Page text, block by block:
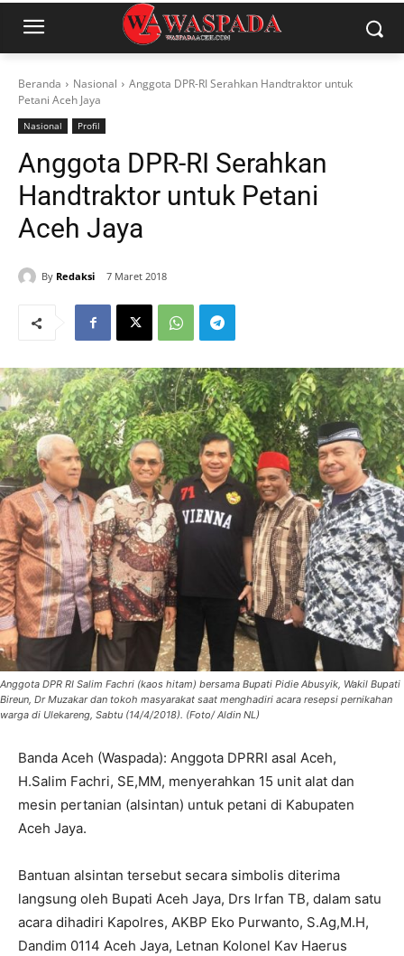
Beranda Nasional
Anggota DPR-RI Serahkan Handtraktor untuk
Petani Aceh Jaya
Nasional Profil
Anggota DPR-RI Serahkan
Handtraktor untuk Petani
Aceh Jaya
By Redaksi 7 Maret 2018
Anggota DPR RI Salim Fachri (kaos hitam) bersama Bupati Pidie Abusyik, Wakil Bupati
Bireun, Dr Muzakar dan tokoh masyarakat saat menghadiri acara resepsi pernikahan
warga di Ulekareng, Sabtu (14/4/2018). (Foto/ Aldin NL)
Banda Aceh (Waspada): Anggota DPRRI asal Aceh,
H.Salim Fachri, SE,MM, menyerahkan 15 unit alat dan
mesin pertanian (alsintan) untuk petani di Kabupaten
Aceh Jaya.
Bantuan alsintan tersebut secara simbolis diterima
langsung oleh Bupati Aceh Jaya, Drs Irfan TB, dalam satu
acara dihadiri Kapolres, AKBP Eko Purwanto, S.Ag,M.H,
Dandim 0114 Aceh Jaya, Letnan Kolonel Kav Haerus